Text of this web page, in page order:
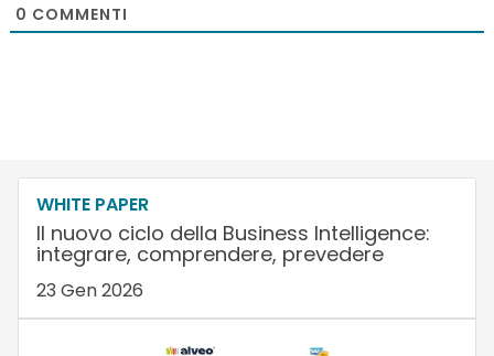
0 COMMENTI
WHITE PAPER
Il nuovo ciclo della Business Intelligence:
integrare, comprendere, prevedere
23 Gen 2026